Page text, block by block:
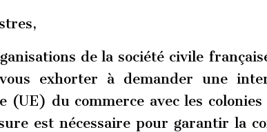
de la société civile
exhorter à demander une
(UE) du commerce avec les colonies
est nécessaire pour garantir la